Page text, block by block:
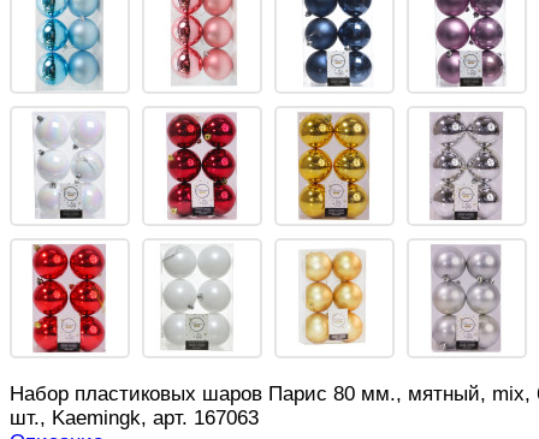
Набор пластиковых шаров Парис 80 мм., мятный, mix,
шт., Kaemingk, арт. 167063